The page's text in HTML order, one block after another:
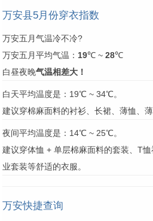
万安县5月份穿衣指数
万安五月气温冷不冷?
万安五月平均气温： 19℃ ~ 28℃
白昼夜晚气温相差大！
白天平均温度是：19℃ ~ 34℃。
建议穿棉麻面料的衬衫、长裙、薄恤、薄
夜间平均温度是：14℃ ~ 25℃。
建议穿体恤 + 单层棉麻面料的套装、T
业套装等舒适的衣服。
万安快捷查询